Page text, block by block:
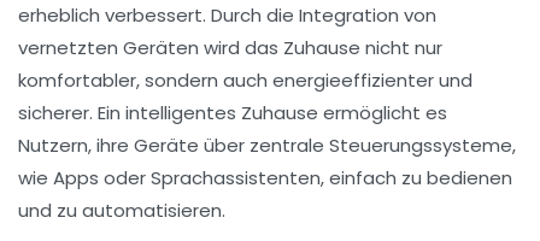
erheblich verbessert. Durch die Integration von
vernetzten Geräten wird das Zuhause nicht nur
komfortabler, sondern auch energieeffizienterund
sicherer. Ein intelligentes Zuhause ermöglicht es
Nutzern,ihre Geräte über zentrale Steuerungssysteme,
wie Apps oder Sprachassistenten, einfach zu bedienen
und zu automatisieren.